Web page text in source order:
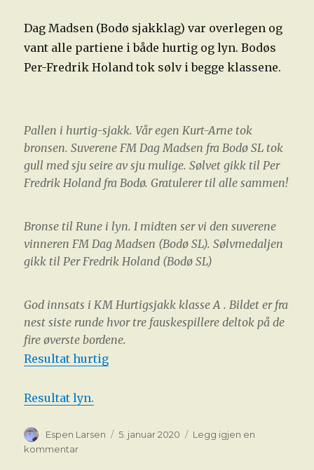
Dag Madsen (Bodø sjakklag) var overlegen og
vant alle partiene i både hurtig og lyn. Bodøs
Per-Fredrik Holand tok sølv i begge klassene.
Pallen i hurtig-sjakk. Vår egen Kurt-Arne tok
bronsen. Suverene FM Dag Madsen fra Bodø SL tok
gull med sju seire av sju mulige. Sølvet gikk til Per
Fredrik Holand fra Bodø. Gratulerer til alle sammen!
Bronse til Rune i lyn. I midten ser vi den suverene
vinneren FM Dag Madsen (Bodø SL). Sølvmedaljen
gikk til Per Fredrik Holand (Bodø SL)
God innsats i KM Hurtigsjakk klasse A . Bildet er fra
nest siste runde hvor tre fauskespillere deltok på de
fire øverste bordene.
Resultat hurtig
Resultat lyn.
Forfatter
Espen Larsen Publisert
5. januar 2020
Legg igjen en
kommentartil